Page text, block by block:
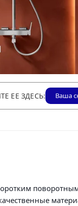
ЕЕ ЗДЕСЬ: Ваша
только